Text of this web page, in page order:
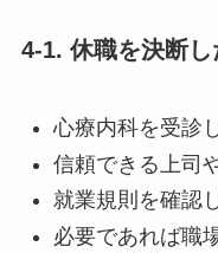
4-1. 休職を決断
心療内科を受診
信頼できる上司
就業規則を確認
必要であれば職